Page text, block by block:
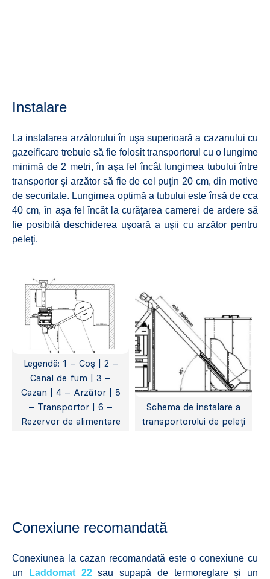
Instalare
La instalarea arzătorului în uşa superioară a cazanului cu
gazeificare trebuie să fie folosit transportorul cu o lungime
minimă de 2 metri, în aşa fel încât lungimea tubului între
transportor şi arzător să fie de cel puţin 20 cm, din motive
de securitate. Lungimea optimă a tubului este însă de cca
40 cm, în aşa fel încât la curăţarea camerei de ardere să
fie posibilă deschiderea uşoară a uşii cu arzător pentru
peleţi.
Legendă: 1 – Coş | 2 –
Canal de fum | 3 –
Cazan | 4 – Arzător | 5
– Transportor | 6 –
Rezervor de alimentare
Schema de instalare a
transportorului de peleți
Conexiune recomandată
Conexiunea la cazan recomandată este o conexiune cu
un
Laddomat 22sau supapă de termoreglare și un